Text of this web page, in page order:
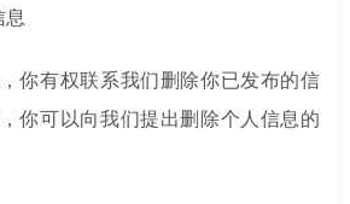
息
你有权联系我们删除你已发布的信
你可以向我们提出删除个人信息的